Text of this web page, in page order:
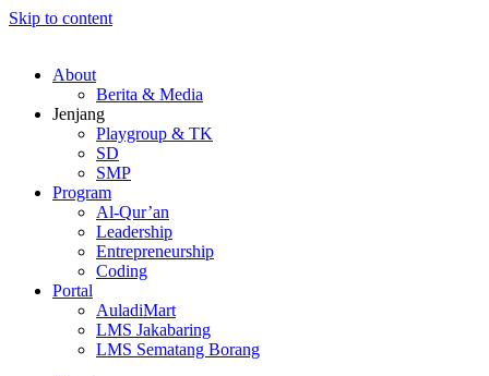
Skip to content
About
Berita & Media
Jenjang
Playgroup & TK
SD
SMP
Program
Al-Qur’an
Leadership
Entrepreneurship
Coding
Portal
AuladiMart
LMS Jakabaring
LMS Sematang Borang